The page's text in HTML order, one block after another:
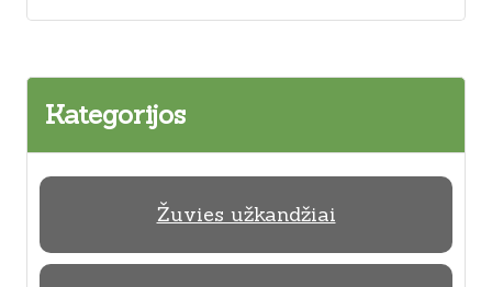
Kategorijos
Žuvies užkandžiai